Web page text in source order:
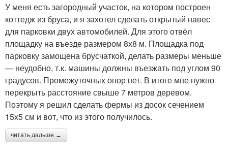
У меня есть загородный участок, на котором построен
коттедж из бруса, и я захотел сделать открытый навес
для парковки двух автомобилей. Для этого отвёл
площадку на въезде размером 8х8 м. Площадка под
парковку замощена брусчаткой, делать размеры меньше
— неудобно, т.к. машины должны въезжать под углом 90
градусов. Промежуточных опор нет. В итоге мне нужно
перекрыть расстояние свыше 7 метров деревом.
Поэтому я решил сделать фермы из досок сечением
15х5 см и вот, что из этого получилось.
читать дальше →